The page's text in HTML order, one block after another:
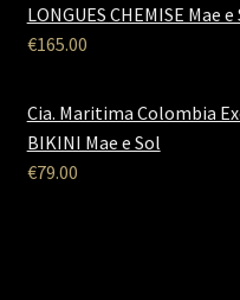
LONGUES CHEMISE Mae e
€165.00
Cia. Maritima Colombia
BIKINI Mae e Sol
€79.00